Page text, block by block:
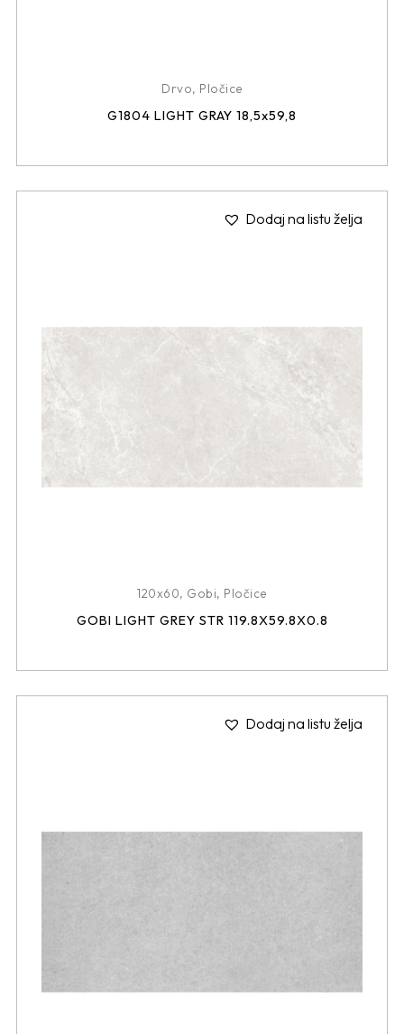
Drvo, Pločice
G1804 LIGHT GRAY 18,5x59,8
Dodaj na listu želja
120x60, Gobi, Pločice
GOBI LIGHT GREY STR 119.8X59.8X0.8
Dodaj na listu želja